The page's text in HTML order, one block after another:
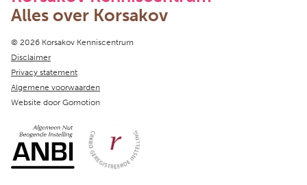
Alles over Korsakov
Copyright navigation
© 2026 Korsakov Kenniscentrum
Disclaimer
Privacy statement
Algemene voorwaarden
Website door Gomotion